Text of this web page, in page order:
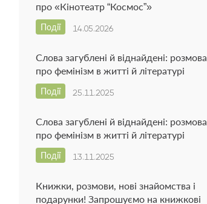
про «Кінотеатр “Космос”»
14.05.2026
Події
Слова загублені й віднайдені: розмова
про фемінізм в житті й літературі
25.11.2025
Події
Слова загублені й віднайдені: розмова
про фемінізм в житті й літературі
13.11.2025
Події
Книжки, розмови, нові знайомства і
подарунки! Запрошуємо на книжкові